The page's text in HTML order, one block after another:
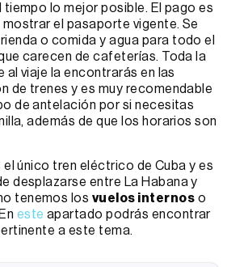
tiempo lo mejor posible. El pago es
el pasaporte vigente. Se
o comida y agua para todo el
carecen de cafeterías. Toda la
viaje la encontrarás en las
de trenes y es muy recomendable
de antelación por si necesitas
además de que los horarios son
el único tren eléctrico de Cuba y es
desplazarse entre La Habana y
tenemos los vuelos internos o
este apartado podrás encontrar
a este tema.